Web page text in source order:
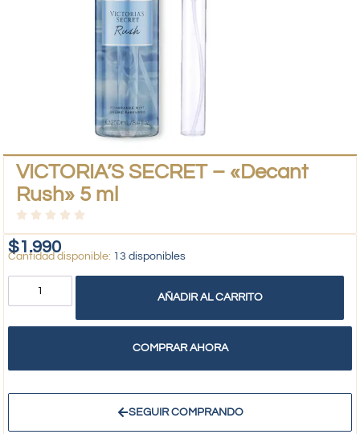
VICTORIA’S SECRET – «Decant
Rush» 5 ml
$1.990 13 disponibles
AÑADIR AL CARRITO
COMPRAR AHORA
SEGUIR COMPRANDO